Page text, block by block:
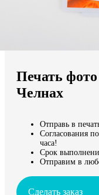
Мы доставляем по
Продолжить без города
Печать
Челнах
Отправь в
Согласования
часа!
Срок
Отправим в
Сделать заказ